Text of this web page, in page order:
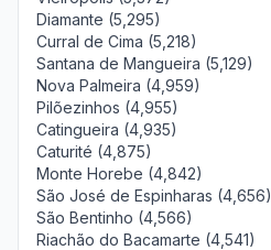
Diamante (5,295)
Curral de Cima (5,218)
Santana de Mangueira (5,129)
Nova Palmeira (4,959)
Pilõezinhos (4,955)
Catingueira (4,935)
Caturité (4,875)
Monte Horebe (4,842)
São José de Espinharas (4,656)
São Bentinho (4,566)
Riachão do Bacamarte (4,541)